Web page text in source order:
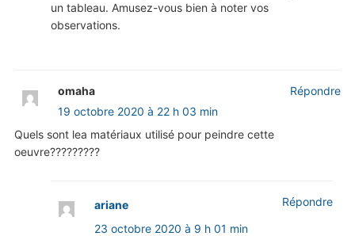
un tableau. Amusez-vous bien à noter vos
observations.
omaha
19 octobre 2020 à 22 h 03 min
Quels sont lea matériaux utilisé pour peindre cette
oeuvre?????????
Répondre
ariane
23 octobre 2020 à 9 h 01 min
Répondre